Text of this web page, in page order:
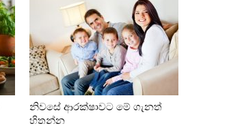
නිවසේ ආරක්ෂාවට මේ ගැනත්
හිතන්න